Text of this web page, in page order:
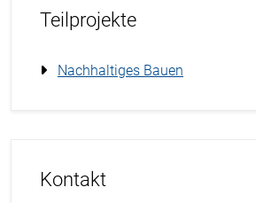
Teilprojekte
Nachhaltiges Bauen
Kontakt